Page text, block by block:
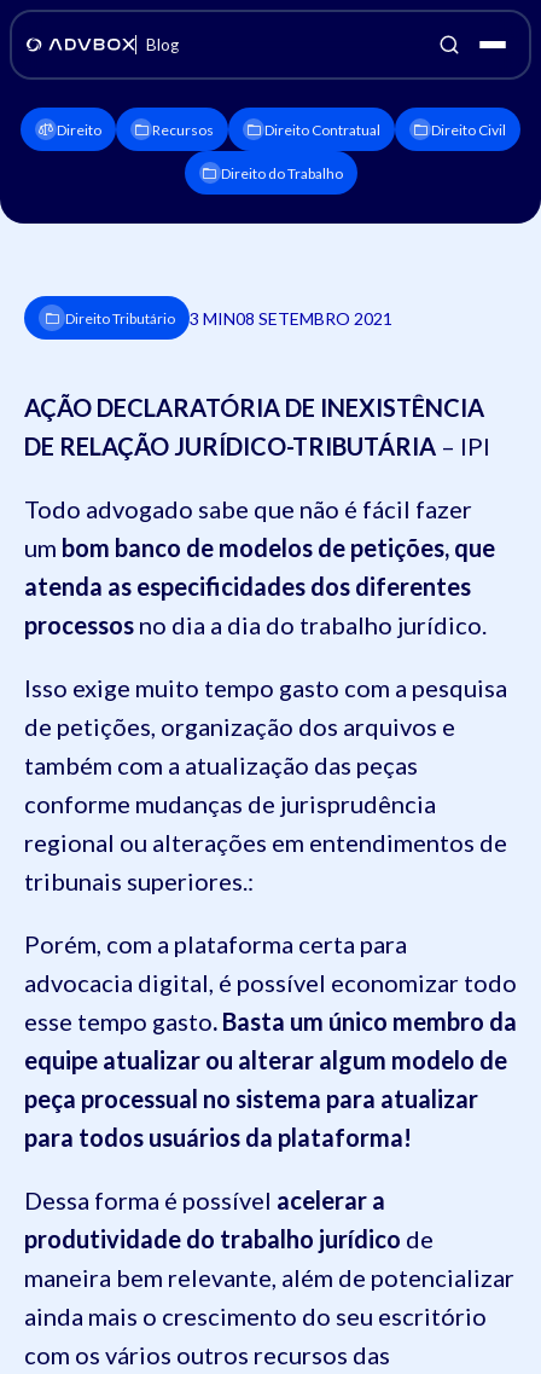
Blog
Direito Recursos Direito Contratual Direito Civil
Direito do Trabalho
Direito Tributário 3 MIN08 SETEMBRO 2021
AÇÃO DECLARATÓRIA DE INEXISTÊNCIA
DE RELAÇÃO JURÍDICO-TRIBUTÁRIA – IPI
Todo advogado sabe que não é fácil fazer
um bom banco de modelos de petições, que
atenda as especificidades dos diferentes
processos no dia a dia do trabalho jurídico.
Isso exige muito tempo gasto com a pesquisa
de petições, organização dos arquivos e
também com a atualização das peças
conforme mudanças de jurisprudência
regional ou alterações em entendimentos de
tribunais superiores.:
Porém, com a plataforma certa para
advocacia digital, é possível economizar todo
esse tempo gasto. Basta um único membro da
equipe atualizar ou alterar algum modelo de
peça processual no sistema para atualizar
para todos usuários da plataforma!
Dessa forma é possível acelerar a
produtividade do trabalho jurídico de
maneira bem relevante, além de potencializar
ainda mais o crescimento do seu escritório
com os vários outros recursos das